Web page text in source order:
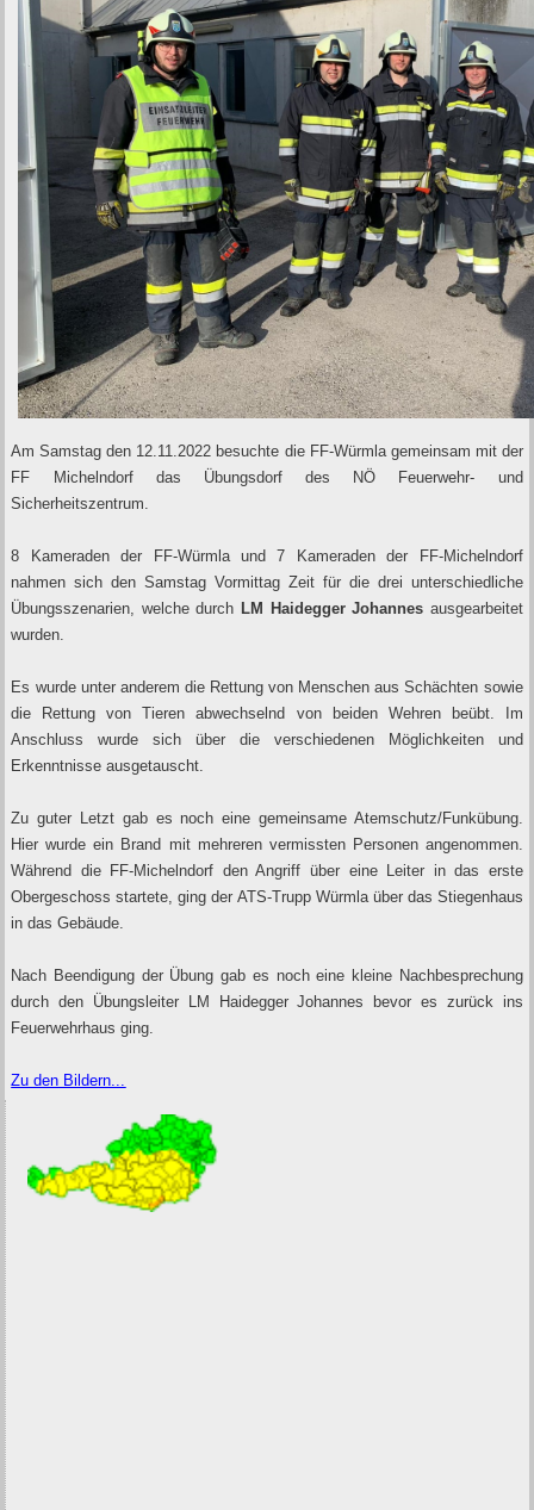
Am Samstag den 12.11.2022 besuchte die FF-Würmla gemeinsam mit der
FF Michelndorf das Übungsdorf des NÖ Feuerwehr- und
Sicherheitszentrum.
8 Kameraden der FF-Würmla und 7 Kameraden der FF-Michelndorf
nahmen sich den Samstag Vormittag Zeit für die drei unterschiedliche
Übungsszenarien, welche durch LM Haidegger Johannes ausgearbeitet
wurden.
Es wurde unter anderem die Rettung von Menschen aus Schächten sowie
die Rettung von Tieren abwechselnd von beiden Wehren beübt. Im
Anschluss wurde sich über die verschiedenen Möglichkeiten und
Erkenntnisse ausgetauscht.
Zu guter Letzt gab es noch eine gemeinsame Atemschutz/Funkübung.
Hier wurde ein Brand mit mehreren vermissten Personen angenommen.
Während die FF-Michelndorf den Angriff über eine Leiter in das erste
Obergeschoss startete, ging der ATS-Trupp Würmla über das Stiegenhaus
in das Gebäude.
Nach Beendigung der Übung gab es noch eine kleine Nachbesprechung
durch den Übungsleiter LM Haidegger Johannes bevor es zurück ins
Feuerwehrhaus ging.
Zu den Bildern...